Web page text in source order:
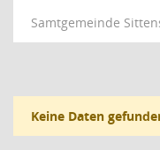
Samtgemeinde
Keine Daten